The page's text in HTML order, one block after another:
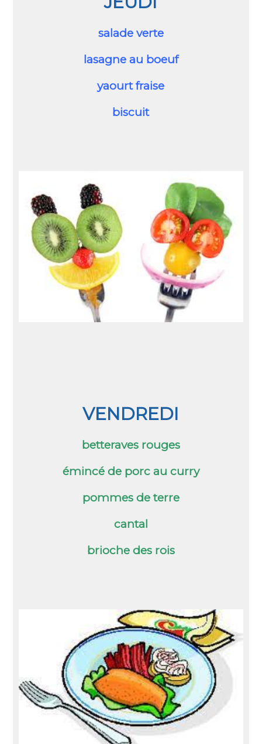
salade verte
lasagne au boeuf
yaourt fraise
biscuit
VENDREDI
betteraves rouges
émincé de porc au curry
pommes de terre
cantal
brioche des rois